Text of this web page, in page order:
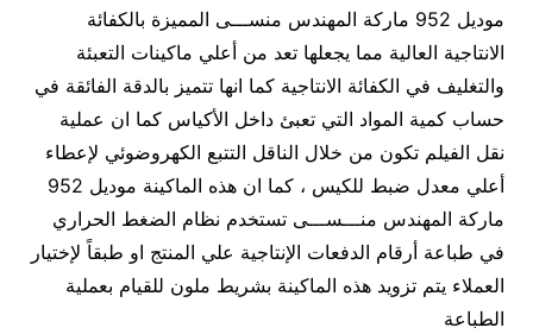
موديل 952 ماركة المهندس منســـى المميزة بالكفائة
الانتاجية العالية مما يجعلها تعد من أعلي ماكينات التعبئة
والتغليف في الكفائة الانتاجية كما انها تتميز بالدقة الفائقة في
حساب كمية المواد التي تعبئ داخل الأكياس كما ان عملية
نقل الفيلم تكون من خلال الناقل التتبع الكهروضوئي لإعطاء
أعلي معدل ضبط للكيس ، كما ان هذه الماكينة موديل 952
ماركة المهندس منـــســـى تستخدم نظام الضغط الحراري
في طباعة أرقام الدفعات الإنتاجية علي المنتج او طبقاً لإختيار
العملاء يتم تزويد هذه الماكينة بشريط ملون للقيام بعملية
الطباعة